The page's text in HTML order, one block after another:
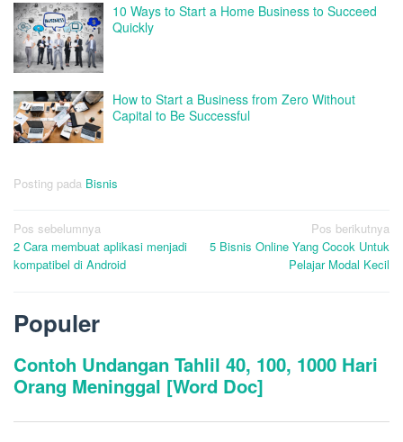
10 Ways to Start a Home Business to Succeed
Quickly
How to Start a Business from Zero Without
Capital to Be Successful
Posting pada Bisnis
Navigasi
pos
Pos sebelumnya
2 Cara membuat aplikasi menjadi
kompatibel di Android
Pos berikutnya
5 Bisnis Online Yang Cocok Untuk
Pelajar Modal Kecil
Populer